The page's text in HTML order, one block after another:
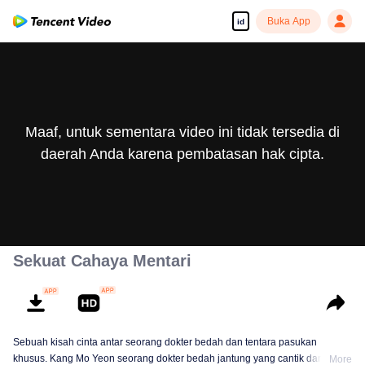
id Buka App
Maaf, untuk sementara video ini tidak tersedia di
daerah Anda karena pembatasan hak cipta.
Sekuat Cahaya Mentari
Sebuah kisah cinta antar seorang dokter bedah dan tentara pasukan
khusus. Kang Mo Yeon seorang dokter bedah jantung yang cantik dan tegas
More